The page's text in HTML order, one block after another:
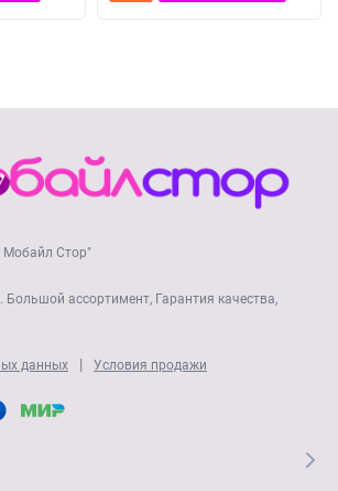
Мобайл Стор"
Большой ассортимент, Гарантия качества,
данных | Условия продажи